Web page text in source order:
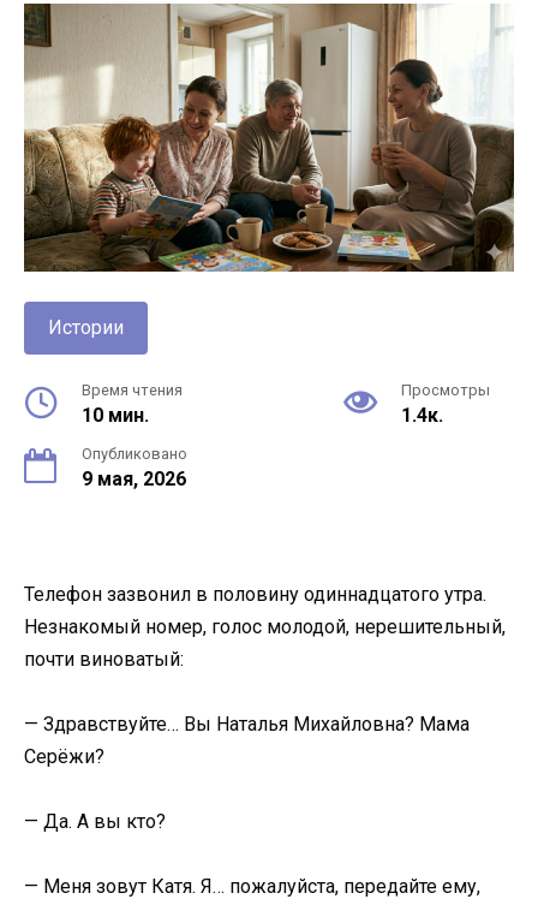
Истории
Время чтения
10 мин.
Просмотры
1.4к.
Опубликовано
9 мая, 2026
Телефон зазвонил в половину одиннадцатого утра.
Незнакомый номер, голос молодой, нерешительный,
почти виноватый:
— Здравствуйте… Вы Наталья Михайловна? Мама
Серёжи?
— Да. А вы кто?
— Меня зовут Катя. Я… пожалуйста, передайте ему,